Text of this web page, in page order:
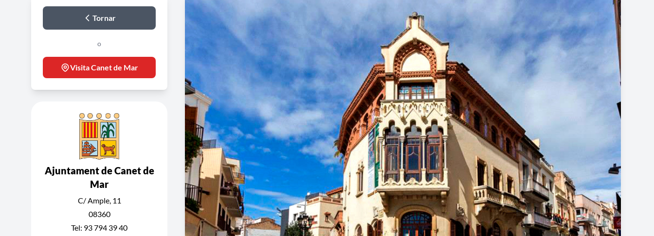
Tornar
o
Visita Canet de Mar
Ajuntament de Canet de
Mar
C/ Ample, 11
08360
Tel: 93 794 39 40